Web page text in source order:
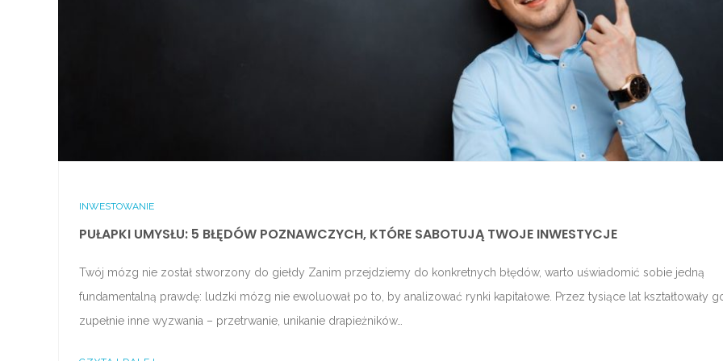
INWESTOWANIE
PUŁAPKI UMYSŁU: 5 BŁĘDÓW POZNAWCZYCH, KTÓRE SABOTUJĄ TWOJE INWESTYCJE
Twój mózg nie został stworzony do giełdy Zanim przejdziemy do konkretnych błędów, warto uświadomić sobie jedną
fundamentalną prawdę: ludzki mózg nie ewoluował po to, by analizować rynki kapitałowe. Przez tysiące lat kształtowały
zupełnie inne wyzwania – przetrwanie, unikanie drapieżników…